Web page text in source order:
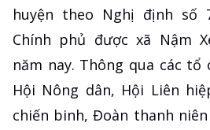
huyện theo Nghị định số
Chính phủ được xã Nậm
năm nay. Thông qua các tổ
Hội Nông dân, Hội Liên
chiến binh, Đoàn thanh